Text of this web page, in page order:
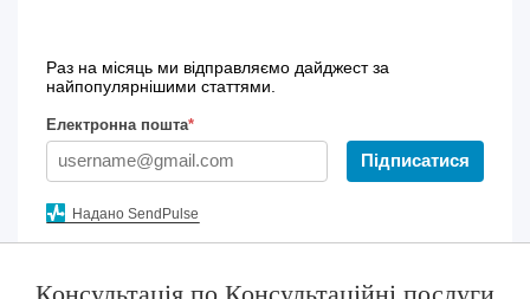
Раз на місяць ми відправляємо дайджест за
найпопулярнішими статтями.
Електронна пошта*
Підписатися
Надано SendPulse